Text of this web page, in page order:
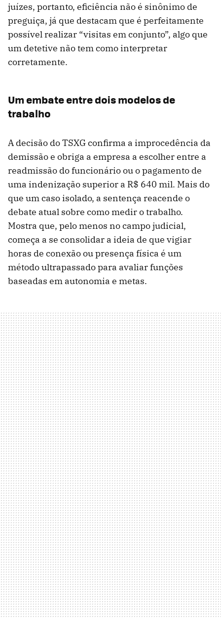
juízes, portanto, eficiência não é sinônimo de
preguiça, já que destacam que é perfeitamente
possível realizar “visitas em conjunto”, algo que
um detetive não tem como interpretar
corretamente.
Um embate entre dois modelos de
trabalho
A decisão do TSXG confirma a improcedência da
demissão e obriga a empresa a escolher entre a
readmissão do funcionário ou o pagamento de
uma indenização superior a R$ 640 mil. Mais do
que um caso isolado, a sentença reacende o
debate atual sobre como medir o trabalho.
Mostra que, pelo menos no campo judicial,
começa a se consolidar a ideia de que vigiar
horas de conexão ou presença física é um
método ultrapassado para avaliar funções
baseadas em autonomia e metas.